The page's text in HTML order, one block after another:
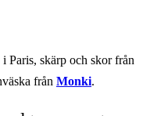
Paris, skärp och skor från
från Monki.